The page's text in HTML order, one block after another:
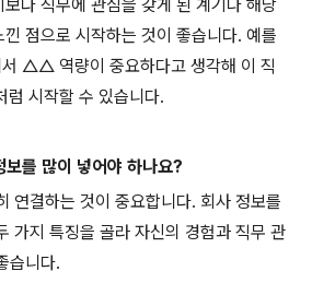
다 직무에 관심을 갖게 된 계기나 해당
점으로 시작하는 것이 좋습니다. 예를
△△ 역량이 중요하다고 생각해 이 직
럼 시작할 수 있습니다.
를 많이 넣어야 하나요?
연결하는 것이 중요합니다. 회사 정보를
가지 특징을 골라 자신의 경험과 직무 관
습니다.